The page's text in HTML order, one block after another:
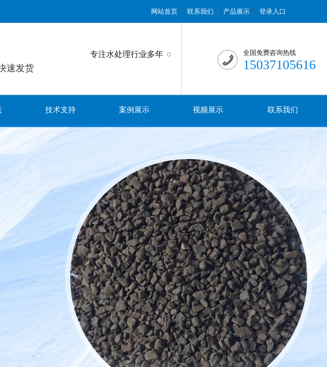
网站首页 联系我们 产品展示 登录入口
速发货
专注水处理行业多年 全国免费咨询热线
15037105616
技术支持 案例展示 视频展示 联系我们